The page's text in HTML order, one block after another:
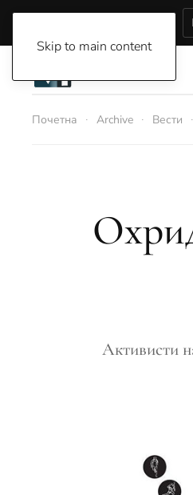
Skip to main content
Почетна Archive Вести
Активисти